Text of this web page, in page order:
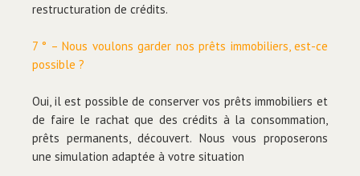
restructuration de crédits.
7 ° – Nous voulons garder nos prêts immobiliers, est-ce
possible ?
Oui, il est possible de conserver vos prêts immobiliers et
de faire le rachat que des crédits à la consommation,
prêts permanents, découvert. Nous vous proposerons
une simulation adaptée à votre situation